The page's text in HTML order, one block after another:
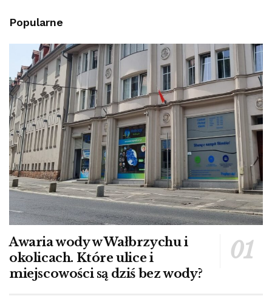
Popularne
Awaria wody w Wałbrzychu i
okolicach. Które ulice i
miejscowości są dziś bez wody?